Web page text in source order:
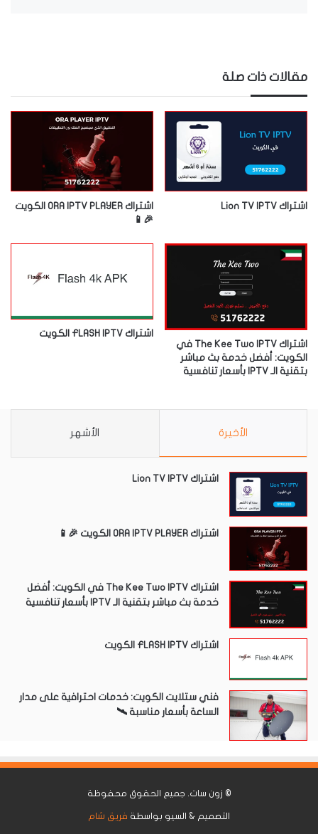
مقالات ذات صلة
اشتراك Lion TV IPTV
اشتراك ORA IPTV PLAYER الكويت
🎉📱
اشتراك The Kee Two IPTV في
الكويت: أفضل خدمة بث مباشر
بتقنية الـ IPTV بأسعار تنافسية
اشتراك FLASH IPTV الكويت
الأخيرة الأشهر
اشتراك Lion TV IPTV
اشتراك ORA IPTV PLAYER الكويت 🎉📱
اشتراك The Kee Two IPTV في الكويت: أفضل
خدمة بث مباشر بتقنية الـ IPTV بأسعار تنافسية
اشتراك FLASH IPTV الكويت
فني ستلايت الكويت: خدمات احترافية على مدار
الساعة بأسعار مناسبة 🛰️
© زون سات . جميع الحقوق محفوظة
التصميم & السيو بواسطة فريق شام